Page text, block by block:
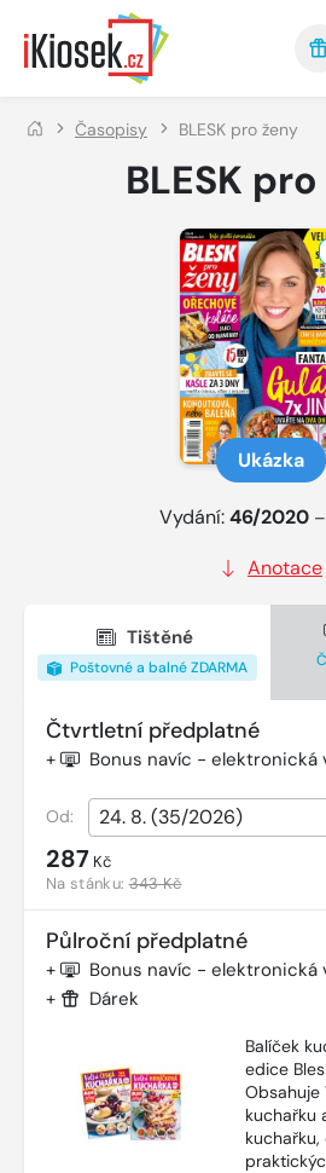
Přejít na hlavní obsah
Časopisy BLESK pro ženy
BLESK
Ukázka
Vydání:46/2020 –
Anotace
Tištěné
Poštovné a balné ZDARMA
Čtvrtletní předplatné
+ Bonus navíc - elektronická
Od:
287 Kč
Na stánku:343 Kč
Půlroční předplatné
+ Bonus navíc - elektronická
+ Dárek
Balíček
edice
Obsahuje
kuchařku